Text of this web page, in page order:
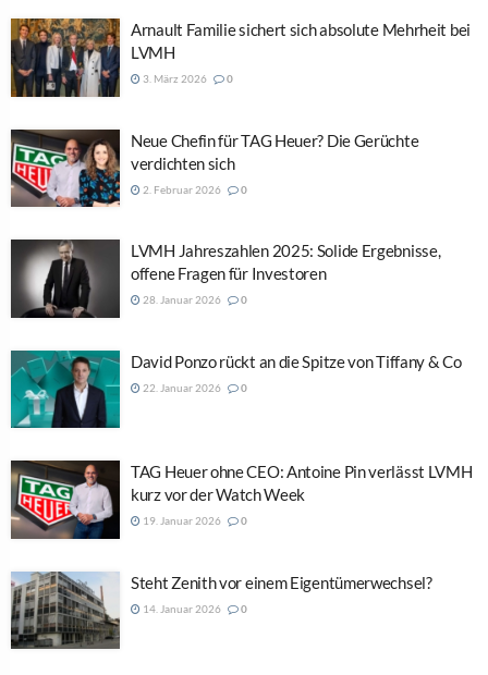
Arnault Familie sichert sich absolute Mehrheit bei
LVMH
3. März 2026 0
Neue Chefin für TAG Heuer? Die Gerüchte
verdichten sich
2. Februar 2026 0
LVMH Jahreszahlen 2025: Solide Ergebnisse,
offene Fragen für Investoren
28. Januar 2026 0
David Ponzo rückt an die Spitze von Tiffany & Co
22. Januar 2026 0
TAG Heuer ohne CEO: Antoine Pin verlässt LVMH
kurz vor der Watch Week
19. Januar 2026 0
Steht Zenith vor einem Eigentümerwechsel?
14. Januar 2026 0